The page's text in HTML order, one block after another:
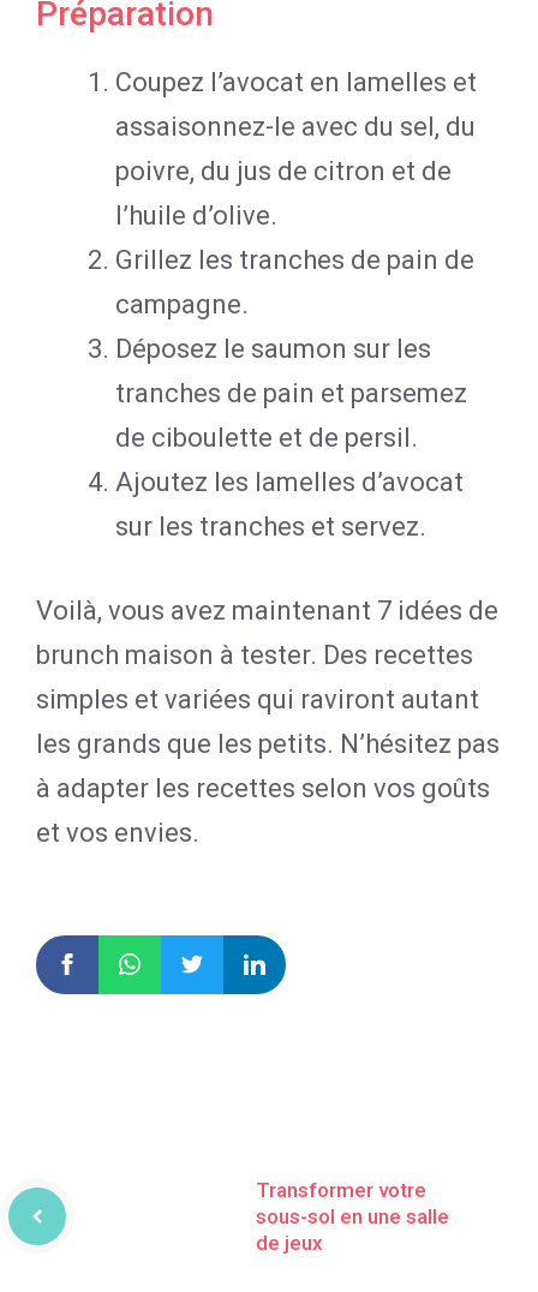
Préparation
Coupez l’avocat en lamelles et
assaisonnez-le avec du sel, du
poivre, du jus de citron et de
l’huile d’olive.
Grillez les tranches de pain de
campagne.
Déposez le saumon sur les
tranches de pain et parsemez
de ciboulette et de persil.
Ajoutez les lamelles d’avocat
sur les tranches et servez.
Voilà, vous avez maintenant 7 idées de
brunch maison à tester. Des recettes
simples et variées qui raviront autant
les grands que les petits. N’hésitez pas
à adapter les recettes selon vos goûts
et vos envies.
Transformer votre
sous-sol en une salle
de jeux